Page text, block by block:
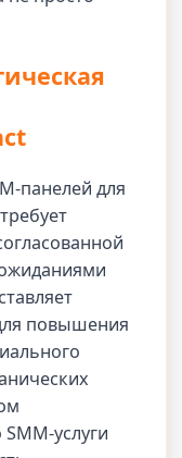
панелей для
повышения
услуги